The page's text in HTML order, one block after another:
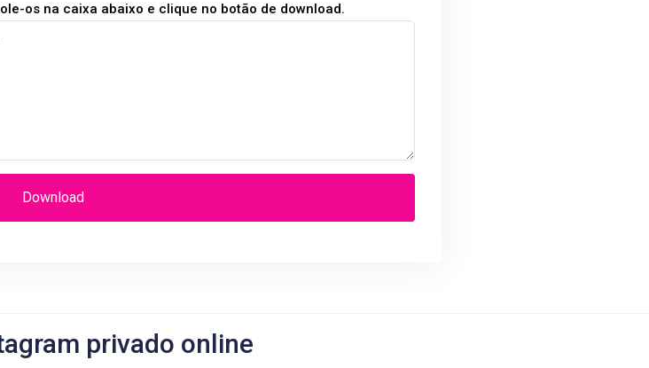
os na caixa abaixo e clique no botão de download.
Download
privado online